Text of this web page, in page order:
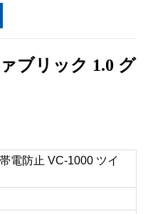
ブリック 1.0 グ
電防止 VC-1000 ツイ